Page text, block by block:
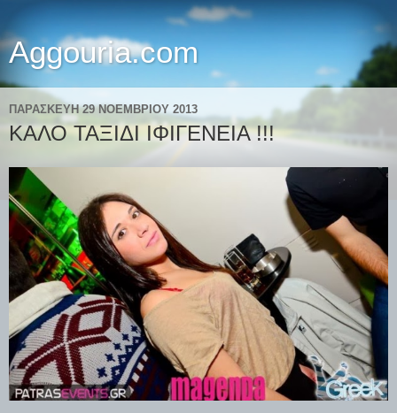
Aggouria.com
ΠΑΡΑΣΚΕΥΉ 29 ΝΟΕΜΒΡΊΟΥ 2013
ΚΑΛΟ ΤΑΞΙΔΙ ΙΦΙΓΕΝΕΙΑ !!!